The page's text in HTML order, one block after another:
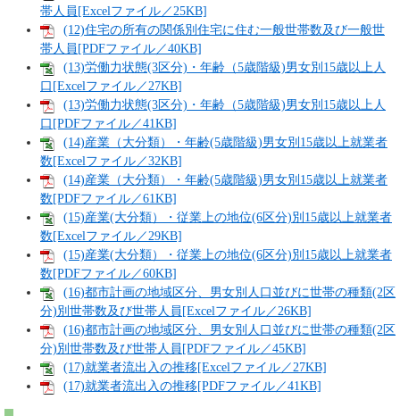
帯人員[Excelファイル／25KB]
(12)住宅の所有の関係別住宅に住む一般世帯数及び一般世
帯人員[PDFファイル／40KB]
(13)労働力状態(3区分)・年齢（5歳階級)男女別15歳以上人
口[Excelファイル／27KB]
(13)労働力状態(3区分)・年齢（5歳階級)男女別15歳以上人
口[PDFファイル／41KB]
(14)産業（大分類）・年齢(5歳階級)男女別15歳以上就業者
数[Excelファイル／32KB]
(14)産業（大分類）・年齢(5歳階級)男女別15歳以上就業者
数[PDFファイル／61KB]
(15)産業(大分類）・従業上の地位(6区分)別15歳以上就業者
数[Excelファイル／29KB]
(15)産業(大分類）・従業上の地位(6区分)別15歳以上就業者
数[PDFファイル／60KB]
(16)都市計画の地域区分、男女別人口並びに世帯の種類(2区
分)別世帯数及び世帯人員[Excelファイル／26KB]
(16)都市計画の地域区分、男女別人口並びに世帯の種類(2区
分)別世帯数及び世帯人員[PDFファイル／45KB]
(17)就業者流出入の推移[Excelファイル／27KB]
(17)就業者流出入の推移[PDFファイル／41KB]